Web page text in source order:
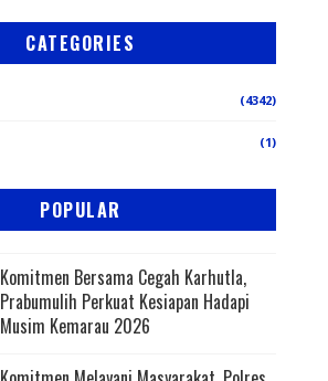
CATEGORIES
(4342)
(1)
POPULAR
Komitmen Bersama Cegah Karhutla,
Prabumulih Perkuat Kesiapan Hadapi
Musim Kemarau 2026